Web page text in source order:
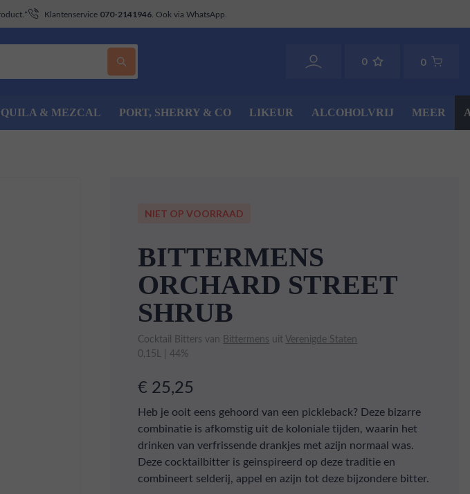
Klantenservice 070-2141946 . Ook via WhatsApp.
0 0
& MEZCAL PORT, SHERRY & CO LIKEUR ALCOHOLVRIJ MEER
NIET OP VOORRAAD
BITTERMENS
ORCHARD STREET
SHRUB
Cocktail Bitters van Bittermens uitVerenigde Staten
0,15L | 44%
€ 25,25
Heb je ooit eens gehoord van een pickleback? Deze bizarre
combinatie is afkomstig uit de koloniale tijden, waarin het
drinken van verfrissende drankjes met azijn normaal was.
Deze cocktailbitter is geinspireerd op deze traditie en
combineert selderij, appel en azijn tot deze bijzondere bitter.